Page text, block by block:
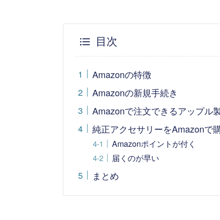
目次
Amazonの特徴
Amazonの新規手続き
Amazonで注文できるアップル
純正アクセサリーをAmazonで
Amazonポイントが付く
届くのが早い
まとめ